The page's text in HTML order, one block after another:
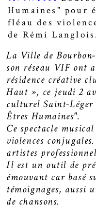
Humaines" pour
fléau des
de Rémi
La Ville de
son réseau VIF ont
résidence créative
Haut », ce jeudi 2
culturel Saint-Léger
Êtres Humaines".
Ce spectacle
violences
artistes
Il est un outil de
émouvant car basé
témoignages, aussi
de chansons.